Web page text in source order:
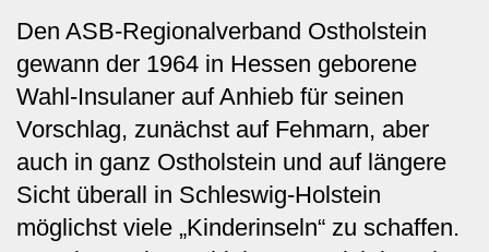
Den ASB-Regionalverband Ostholstein
gewann der 1964 in Hessen geborene
Wahl-Insulaner auf Anhieb für seinen
Vorschlag, zunächst auf Fehmarn, aber
auch in ganz Ostholstein und auf längere
Sicht überall in Schleswig-Holstein
möglichst viele „Kinderinseln“ zu schaffen.